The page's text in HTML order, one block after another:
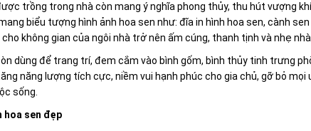
trồng trong nhà còn mang ý nghĩa phong thủy, thu hút vượng
biểu tượng hình ảnh hoa sen như: đĩa in hình hoa sen, cành
không gian của ngôi nhà trở nên ấm cúng, thanh tịnh và nhẹ
dùng để trang trí, đem cắm vào bình gốm, bình thủy tinh trưng
năng lượng tích cực, niềm vui hạnh phúc cho gia chủ, gỡ bỏ
sống.
hoa sen đẹp